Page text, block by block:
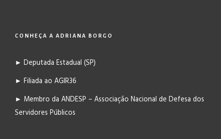
CONHEÇA A ADRIANA BORGO
► Deputada Estadual (SP)
► Filiada ao AGIR36
► Membro da ANDESP – Associação Nacional de Defesa dos
Servidores Públicos